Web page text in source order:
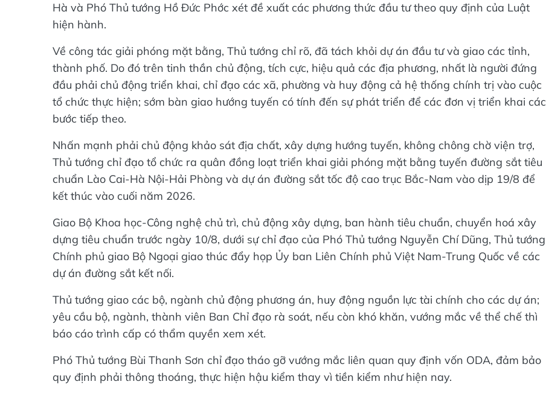
Hà và Phó Thủ tướng Hồ Đức Phớc xét đề xuất các phương thức đầu tư theo quy định của Luật
hiện hành.
Về công tác giải phóng mặt bằng, Thủ tướng chỉ rõ, đã tách khỏi dự án đầu tư và giao các tỉnh,
thành phố. Do đó trên tinh thần chủ động, tích cực, hiệu quả các địa phương, nhất là người đứng
đầu phải chủ động triển khai, chỉ đạo các xã, phường và huy động cả hệ thống chính trị vào cuộc
tổ chức thực hiện; sớm bàn giao hướng tuyến có tính đến sự phát triển để các đơn vị triển khai các
bước tiếp theo.
Nhấn mạnh phải chủ động khảo sát địa chất, xây dựng hướng tuyến, không chông chờ viện trợ,
Thủ tướng chỉ đạo tổ chức ra quân đồng loạt triển khai giải phóng mặt bằng tuyến đường sắt tiêu
chuẩn Lào Cai-Hà Nội-Hải Phòng và dự án đường sắt tốc độ cao trục Bắc-Nam vào dịp 19/8 để
kết thúc vào cuối năm 2026.
Giao Bộ Khoa học-Công nghệ chủ trì, chủ động xây dựng, ban hành tiêu chuẩn, chuyển hoá xây
dựng tiêu chuẩn trước ngày 10/8, dưới sự chỉ đạo của Phó Thủ tướng Nguyễn Chí Dũng, Thủ tướng
Chính phủ giao Bộ Ngoại giao thúc đẩy họp Ủy ban Liên Chính phủ Việt Nam-Trung Quốc về các
dự án đường sắt kết nối.
Thủ tướng giao các bộ, ngành chủ động phương án, huy động nguồn lực tài chính cho các dự án;
yêu cầu bộ, ngành, thành viên Ban Chỉ đạo rà soát, nếu còn khó khăn, vướng mắc về thể chế thì
báo cáo trình cấp có thẩm quyền xem xét.
Phó Thủ tướng Bùi Thanh Sơn chỉ đạo tháo gỡ vướng mắc liên quan quy định vốn ODA, đảm bảo
quy định phải thông thoáng, thực hiện hậu kiểm thay vì tiền kiểm như hiện nay.